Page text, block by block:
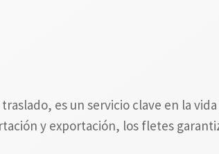
es un servicio clave en la
y exportación, los fletes